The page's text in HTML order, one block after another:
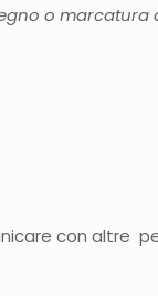
o
con altre